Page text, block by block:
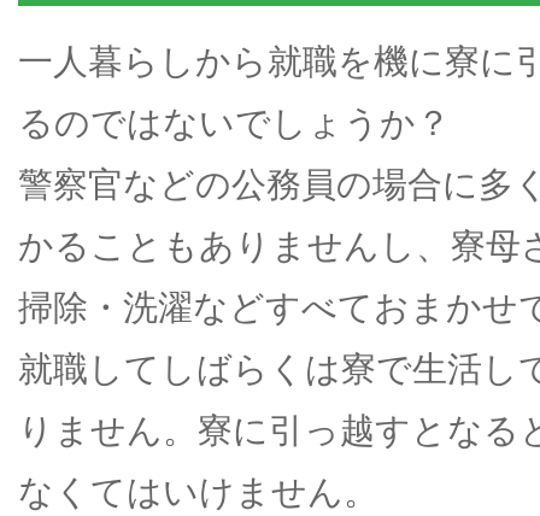
一人暮らしから就職を機に寮に
るのではないでしょうか？
警察官などの公務員の場合に多
かることもありませんし、寮母
掃除・洗濯などすべておまかせ
就職してしばらくは寮で生活し
りません。寮に引っ越すとな
なくてはいけません。